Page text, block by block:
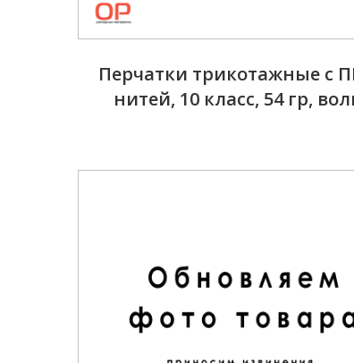
Перчатки трикотажные с
нитей, 10 класс, 54 гр,